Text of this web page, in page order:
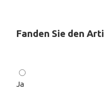
Fanden Sie den
Ja